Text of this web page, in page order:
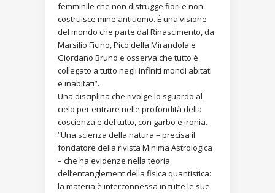
femminile che non distrugge fiori e non
costruisce mine antiuomo. È una visione
del mondo che parte dal Rinascimento, da
Marsilio Ficino, Pico della Mirandola e
Giordano Bruno e osserva che tutto è
collegato a tutto negli infiniti mondi abitati
e inabitati”.
Una disciplina che rivolge lo sguardo al
cielo per entrare nelle profondità della
coscienza e del tutto, con garbo e ironia.
“Una scienza della natura – precisa il
fondatore della rivista Minima Astrologica
– che ha evidenze nella teoria
dell’entanglement della fisica quantistica:
la materia è interconnessa in tutte le sue